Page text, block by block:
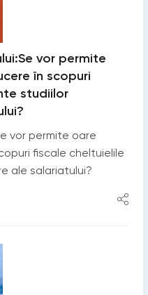
vor permite
în scopuri
studiilor
vor permite oare
fiscale cheltuielile
ale salariatului?